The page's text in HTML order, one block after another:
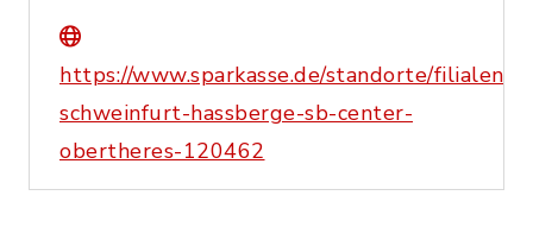
https://www.sparkasse.de/standorte/filialen/
schweinfurt-hassberge-sb-center-
obertheres-120462